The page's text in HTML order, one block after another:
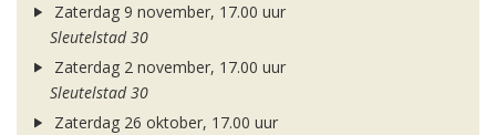
Zaterdag 9 november, 17.00 uur
Sleutelstad 30
Zaterdag 2 november, 17.00 uur
Sleutelstad 30
Zaterdag 26 oktober, 17.00 uur